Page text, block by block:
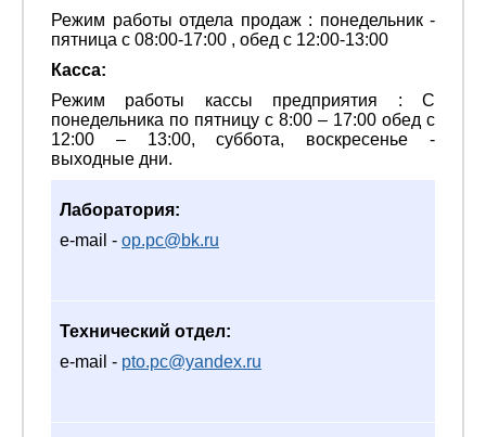
Режим работы отдела продаж : понедельник -
пятница с 08:00-17:00 , обед с 12:00-13:00
Касса:
Режим работы кассы предприятия : С
понедельника по пятницу с 8:00 – 17:00 обед с
12:00 – 13:00, суббота, воскресенье -
выходные дни.
Лаборатория:
e-mail - op.pc@bk.ru
Технический отдел:
e-mail - pto.pc@yandex.ru